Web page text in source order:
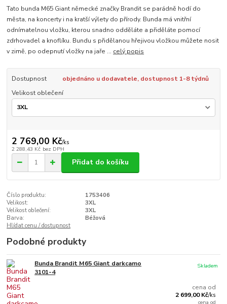
Tato bunda M65 Giant německé značky Brandit se parádně hodí do
města, na koncerty i na kratší výlety do přírody. Bunda má vnitřní
odnímatelnou vložku, kterou snadno odděláte a přiděláte pomocí
zdrhovadel a knoflíku. Bundu s přidělanou hřejivou vložkou můžete nosit
v zimě, po odepnutí vložky na jaře ... celý popis
Dostupnost
objednáno u dodavatele, dostupnost 1-8 týdnů
Velikost oblečení
2 769,00 Kč/ks
2 288,43 Kč bez DPH
Přidat do košíku
Číslo produktu:
1753406
Velikost:
3XL
Velikost oblečení:
3XL
Barva:
Béžová
Hlídat cenu / dostupnost
Podobné produkty
Bunda Brandit M65 Giant darkcamo
3101-4
cena od
2 699,00 Kč/ks
cena od
Skladem